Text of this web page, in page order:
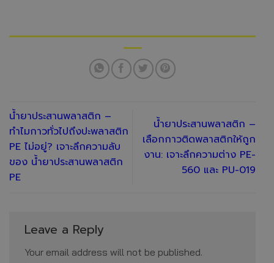
น้ำยาประสานพลาสติก –
ทำไมกาวทั่วไปถึงปะพลาสติก
PE ไม่อยู่? เจาะลึกความลับ
ของ น้ำยาประสานพลาสติก
PE
น้ำยาประสานพลาสติก –
เลือกกาวติดพลาสติกให้ถูก
งาน: เจาะลึกความต่าง PE-
560 และ PU-019
Leave a Reply
Your email address will not be published.